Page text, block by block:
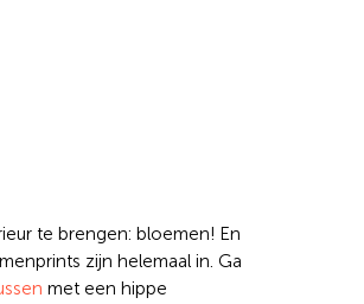
te brengen: bloemen! En
zijn helemaal in. Ga
met een hippe